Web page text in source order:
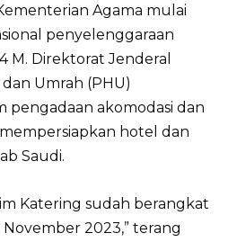
Agama mulai
penyelenggaraan
M. Direktorat Jenderal
Umrah (PHU)
pengadaan akomodasi dan
hotel dan
Saudi.
Katering sudah berangkat
2023,” terang